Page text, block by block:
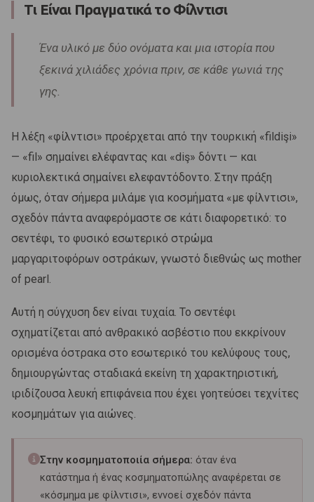
Τι Είναι Πραγματικά το Φίλντισι
Ένα υλικό με δύο ονόματα και μια ιστορία που
ξεκινά χιλιάδες χρόνια πριν, σε κάθε γωνιά της
γης.
Η λέξη «φίλντισι» προέρχεται από την τουρκική «fildişi»
— «fil» σημαίνει ελέφαντας και «diş» δόντι — και
κυριολεκτικά σημαίνει ελεφαντόδοντο. Στην πράξη
όμως, όταν σήμερα μιλάμε για κοσμήματα «με φίλντισι»,
σχεδόν πάντα αναφερόμαστε σε κάτι διαφορετικό: το
σεντέφι, το φυσικό εσωτερικό στρώμα
μαργαριτοφόρων οστράκων, γνωστό διεθνώς ως mother
of pearl.
Αυτή η σύγχυση δεν είναι τυχαία. Το σεντέφι
σχηματίζεται από ανθρακικό ασβέστιο που εκκρίνουν
ορισμένα όστρακα στο εσωτερικό του κελύφους τους,
δημιουργώντας σταδιακά εκείνη τη χαρακτηριστική,
ιριδίζουσα λευκή επιφάνεια που έχει γοητεύσει τεχνίτες
κοσμημάτων για αιώνες.
Στην κοσμηματοποιία σήμερα: όταν ένα
κατάστημα ή ένας κοσμηματοπώλης αναφέρεται σε
«κόσμημα με φίλντισι», εννοεί σχεδόν πάντα